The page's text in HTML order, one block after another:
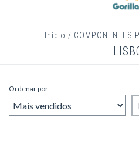
Início / COMPONENTES
Ordenar por